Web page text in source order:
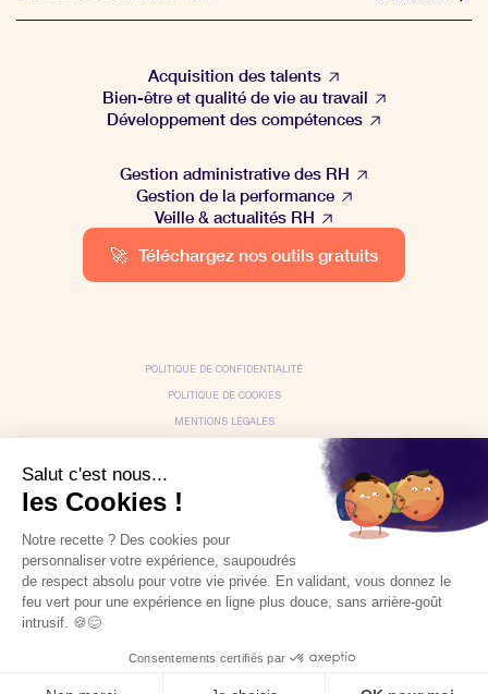
Acquisition des talents
Bien-être et qualité de vie au travail
Développement des compétences
Gestion administrative des RH
Gestion de la performance
Veille & actualités RH
🚀 Téléchargez nos outils gratuits
POLITIQUE DE CONFIDENTIALITÉ
POLITIQUE DE COOKIES
MENTIONS LÉGALES